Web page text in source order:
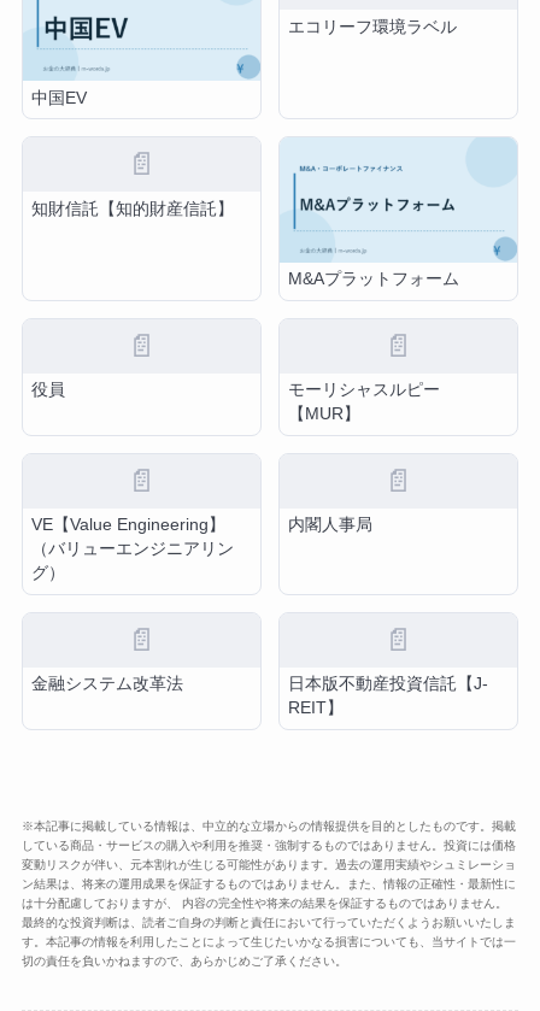
中国EV
エコリーフ環境ラベル
📄
知財信託【知的財産信託】
M&Aプラットフォーム
📄
役員
📄
モーリシャスルピー
【MUR】
📄
VE【Value Engineering】
（バリューエンジニアリン
グ）
📄
内閣人事局
📄
金融システム改革法
📄
日本版不動産投資信託【J-
REIT】
※本記事に掲載している情報は、中立的な立場からの情報提供を目的としたものです。掲載
している商品・サービスの購入や利用を推奨・強制するものではありません。投資には価格
変動リスクが伴い、元本割れが生じる可能性があります。過去の運用実績やシュミレーショ
ン結果は、将来の運用成果を保証するものではありません。また、情報の正確性・最新性に
は十分配慮しておりますが、 内容の完全性や将来の結果を保証するものではありません。
最終的な投資判断は、読者ご自身の判断と責任において行っていただくようお願いいたしま
す。本記事の情報を利用したことによって生じたいかなる損害についても、当サイトでは一
切の責任を負いかねますので、あらかじめご了承ください。